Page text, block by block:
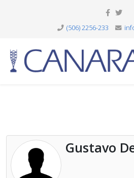
(506) 2256-233
Gustavo